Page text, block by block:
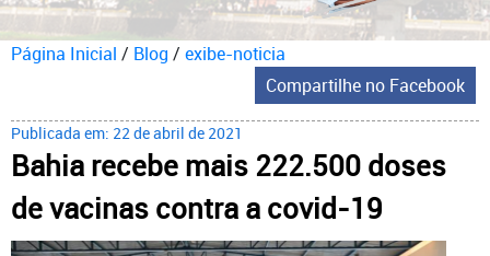
Página Inicial / Blog / exibe-noticia
Compartilhe no Facebook
Publicada em: 22 de abril de 2021
Bahia recebe mais 222.500 doses
de vacinas contra a covid-19